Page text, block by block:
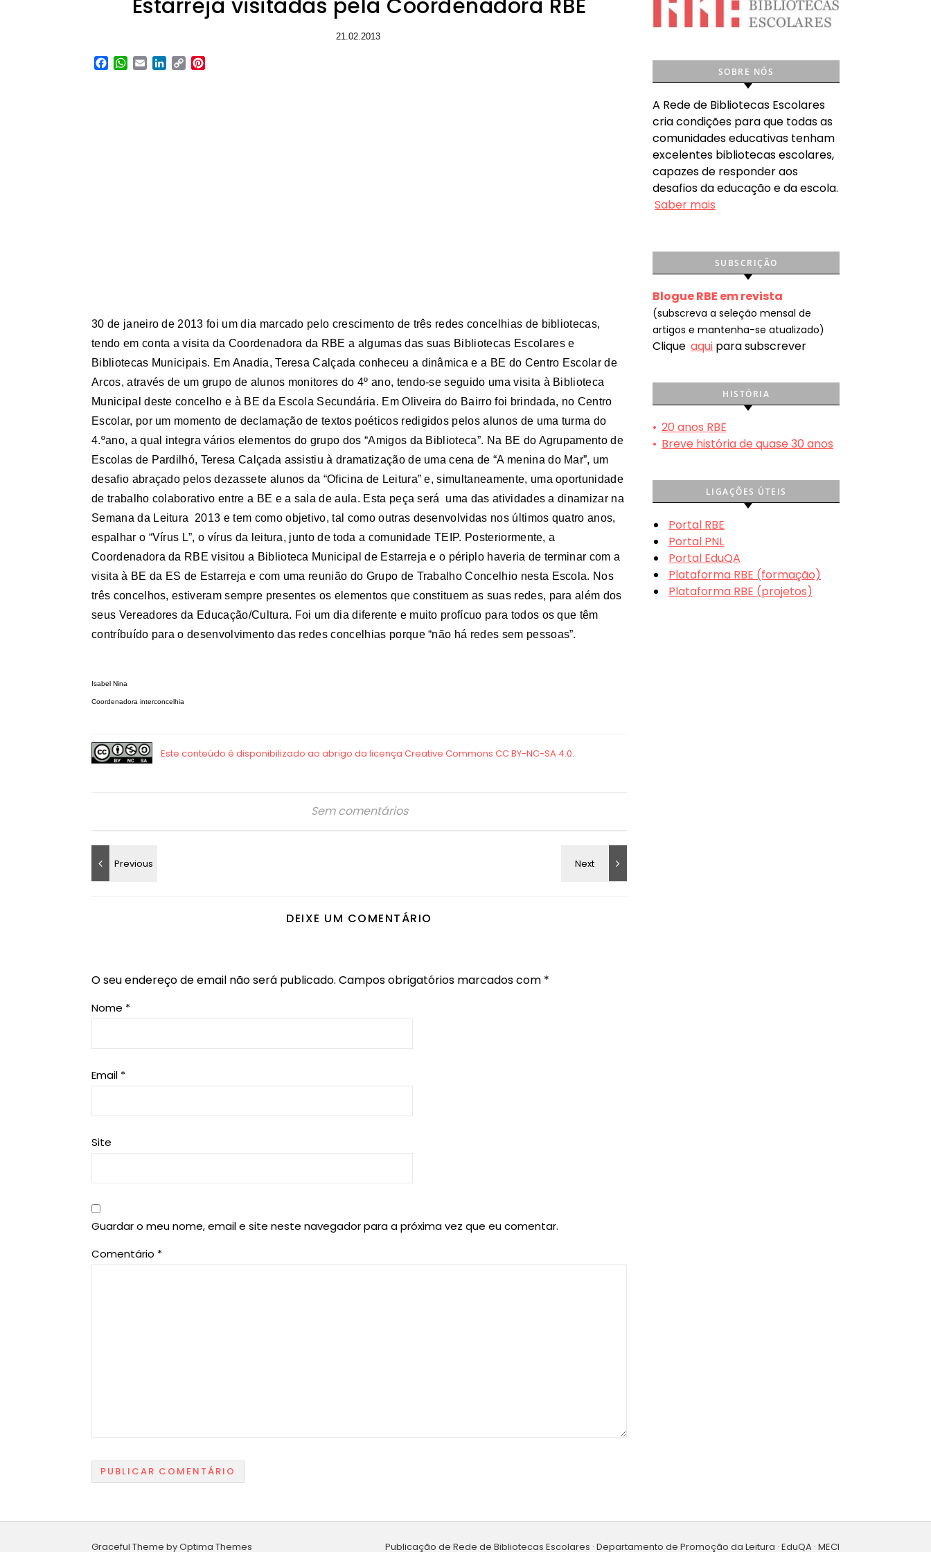
Estarreja visitadas pela Coordenadora RBE
21.02.2013
Facebook
WhatsApp
EmailLinkedIn
Copy
30 de janeiro de 2013 foi um dia marcado pelo crescimento de três redes concelhias de bibliotecas,
tendo em conta a visita da Coordenadora da RBE a algumas das suas Bibliotecas Escolares e
Bibliotecas Municipais. Em Anadia, Teresa Calçada conheceu a dinâmica e a BE do Centro Escolar de
Arcos, através de um grupo de alunos monitores do 4º ano, tendo-se seguido uma visita à Biblioteca
Municipal deste concelho e à BE da Escola Secundária. Em Oliveira do Bairro foi brindada, no Centro
Escolar, por um momento de declamação de textos poéticos redigidos pelos alunos de uma turma do
4.ºano, a qual integra vários elementos do grupo dos “Amigos da Biblioteca”. Na BE do Agrupamento de
Escolas de Pardilhó, Teresa Calçada assistiu à dramatização de uma cena de “A menina do Mar”, um
desafio abraçado pelos dezassete alunos da “Oficina de Leitura” e, simultaneamente, uma oportunidade
de trabalho colaborativo entre a BE e a sala de aula. Esta peça será uma das atividades a dinamizar na
Semana da Leitura 2013 e tem como objetivo, tal como outras desenvolvidas nos últimos quatro anos,
espalhar o “Vírus L”, o vírus da leitura, junto de toda a comunidade TEIP. Posteriormente, a
Coordenadora da RBE visitou a Biblioteca Municipal de Estarreja e o périplo haveria de terminar com a
visita à BE da ES de Estarreja e com uma reunião do Grupo de Trabalho Concelhio nesta Escola. Nos
três concelhos, estiveram sempre presentes os elementos que constituem as suas redes, para além dos
seus Vereadores da Educação/Cultura. Foi um dia diferente e muito profícuo para todos os que têm
contríbuído para o desenvolvimento das redes concelhias porque “não há redes sem pessoas”.
Isabel Nina
Coordenadora interconcelhia
Sem comentários
DEIXE UM COMENTÁRIO
O seu endereço de email não será publicado. Campos obrigatórios marcados com *
Nome *
Email *
Site
Guardar o meu nome, email e site neste navegador para a próxima vez que eu comentar.
Comentário *
SOBRE NÓS
A Rede de Bibliotecas Escolares
cria condições para que todas as
comunidades educativas tenham
excelentes bibliotecas escolares,
capazes de responder aos
desafios da educação e da escola.
Saber mais
SUBSCRIÇÃO
Blogue RBE em revista
(subscreva a seleção mensal de
artigos e mantenha-se atualizado)
Clique aqui para subscrever
HISTÓRIA
• 20 anos RBE
• Breve história de quase 30 anos
LIGAÇÕES ÚTEIS
Portal RBE
Portal PNL
Portal EduQA
Plataforma RBE (formação)
Plataforma RBE (projetos)
Publicação de Rede de Bibliotecas Escolares · Departamento de Promoção da Leitura · EduQA · MECI
Graceful Theme byOptima Themes